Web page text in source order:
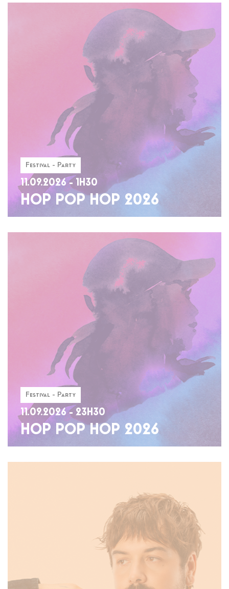
Festival - Party
11.09.2026 - 1H30
HOP POP HOP 2026
Festival - Party
11.09.2026 - 23H30
HOP POP HOP 2026